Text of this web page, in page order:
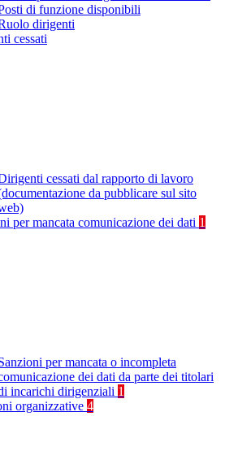
di funzione disponibili
dirigenti
cessati
cessati dal rapporto di lavoro
da pubblicare sul sito
per mancata comunicazione dei dati 1
per mancata o incompleta
dei dati da parte dei titolari
incarichi dirigenziali 1
organizzative 4